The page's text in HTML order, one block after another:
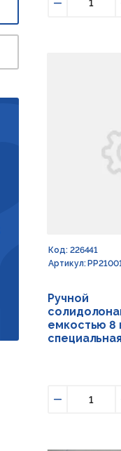
Код: 226441
Артикул:
Ручной
емкостью 8